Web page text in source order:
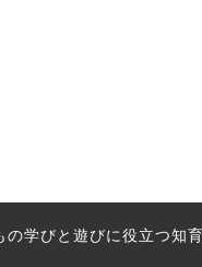
学びと遊びに役立つ知